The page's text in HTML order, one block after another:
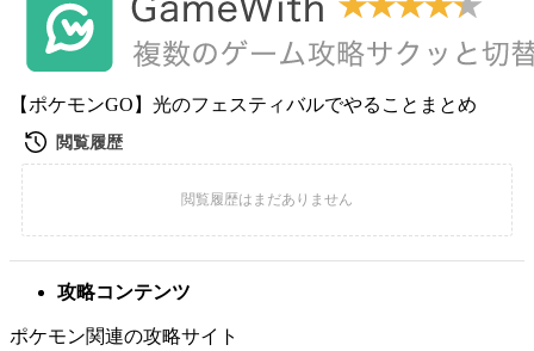
【ポケモンGO】光のフェスティバルでやることまとめ
攻略コンテンツ
ポケモン関連の攻略サイト